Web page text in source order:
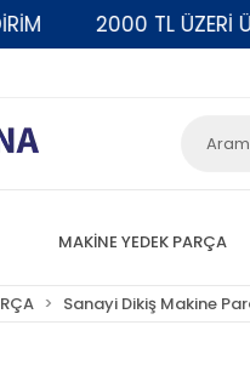
2000 TL ÜZERİ
MAKİNE YEDEK PARÇA
Sanayi Dikiş Makine